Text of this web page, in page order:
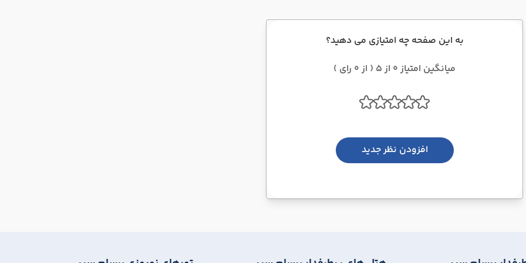
به این صفحه چه امتیازی می دهید؟
میانگین امتیاز 0 از 5 ( از 0 رای )
افزودن نظر جدید